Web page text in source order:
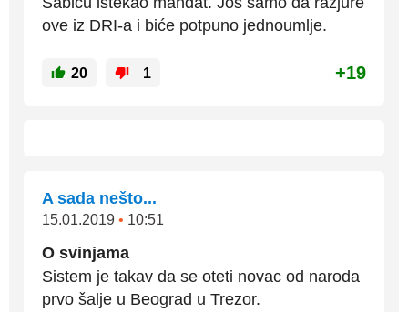
ove iz DRI-a i biće potpuno jednoumlje.
20 1 +19
A sada nešto...
15.01.2019 • 10:51
O svinjama
Sistem je takav da se oteti novac od naroda
prvo šalje u Beograd u Trezor.